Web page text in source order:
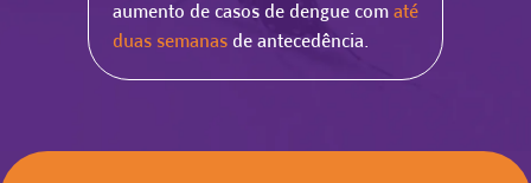
aumento de casos de dengue comaté
duas semanasde antecedência.